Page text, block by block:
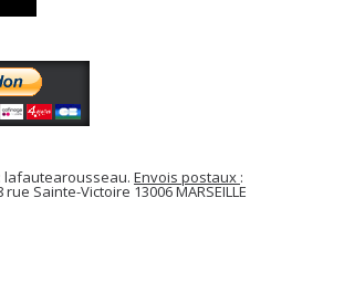
: lafautearousseau. Envois postaux :
Sainte-Victoire 13006 MARSEILLE